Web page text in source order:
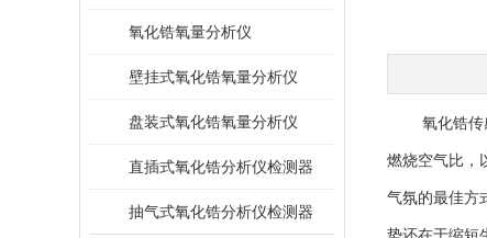
氧化锆氧量分析仪
壁挂式氧化锆氧量分析仪
盘装式氧化锆氧量分析仪
直插式氧化锆分析仪检测器
抽气式氧化锆分析仪检测器
氧化锆传感
燃烧空气比，
气氛的最佳方